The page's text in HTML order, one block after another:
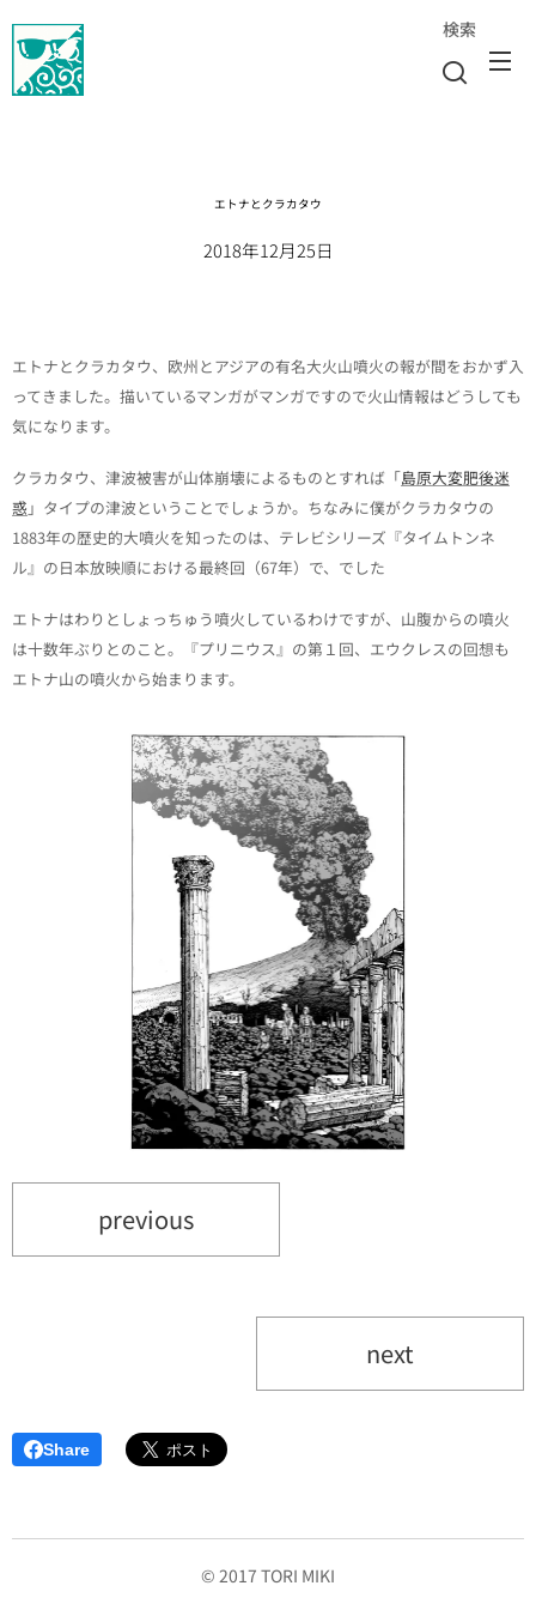
検索
エトナとクラカタウ
2018年12月25日
エトナとクラカタウ、欧州とアジアの有名大火山噴火の報が間をおかず入
ってきました。描いているマンガがマンガですので火山情報はどうしても
気になります。
クラカタウ、津波被害が山体崩壊によるものとすれば「島原大変肥後迷
惑 」タイプの津波ということでしょうか。ちなみに僕がクラカタウの
1883年の歴史的大噴火を知ったのは、テレビシリーズ『タイムトンネ
ル』の日本放映順における最終回（67年）で、でした
エトナはわりとしょっちゅう噴火しているわけですが、山腹からの噴火
は十数年ぶりとのこと。『プリニウス』の第１回、エウクレスの回想も
エトナ山の噴火から始まります。
previous
next
Share
© 2017 TORI MIKI